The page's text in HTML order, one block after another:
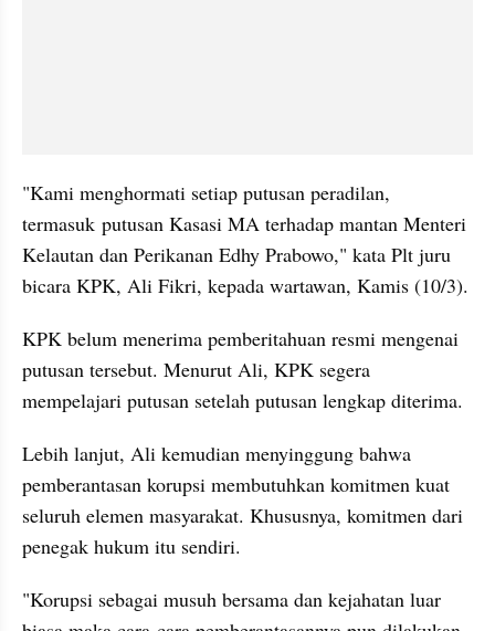
"Kami menghormati setiap putusan peradilan,
termasuk putusan Kasasi MA terhadap mantan Menteri
Kelautan dan Perikanan Edhy Prabowo," kata Plt juru
bicara KPK, Ali Fikri, kepada wartawan, Kamis (10/3).
KPK belum menerima pemberitahuan resmi mengenai
putusan tersebut. Menurut Ali, KPK segera
mempelajari putusan setelah putusan lengkap diterima.
Lebih lanjut, Ali kemudian menyinggung bahwa
pemberantasan korupsi membutuhkan komitmen kuat
seluruh elemen masyarakat. Khususnya, komitmen dari
penegak hukum itu sendiri.
"Korupsi sebagai musuh bersama dan kejahatan luar